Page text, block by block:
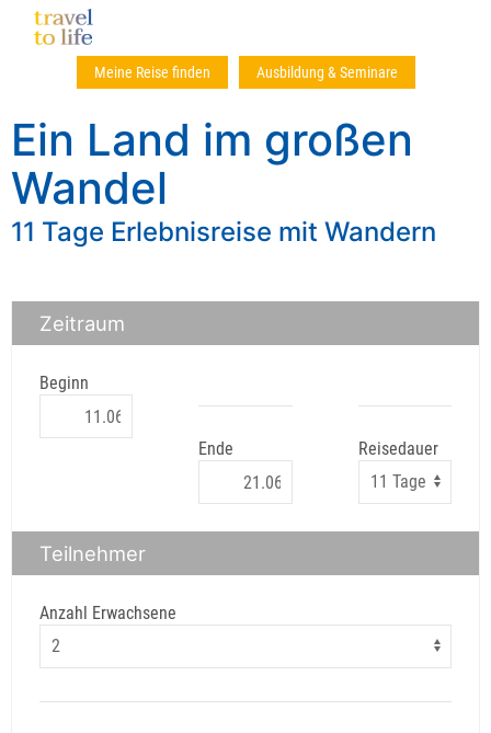
Meine Reise finden Ausbildung & Seminare
Ein Land im großen
Wandel
11 Tage Erlebnisreise mit Wandern
Zeitraum
Beginn
Ende Reisedauer
Teilnehmer
Anzahl Erwachsene